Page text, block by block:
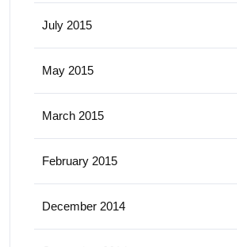
July 2015
May 2015
March 2015
February 2015
December 2014